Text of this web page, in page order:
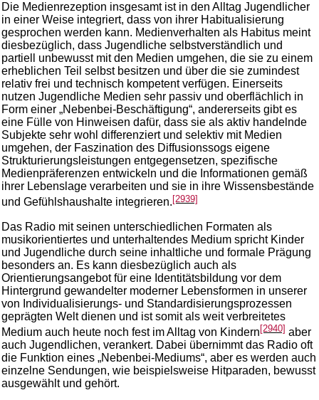
Die Medienrezeption insgesamt ist in den Alltag Jugendlicher
in einer Weise integriert, dass von ihrer Habitualisierung
gesprochen werden kann. Medienverhalten als Habitus meint
diesbezüglich, dass Jugendliche selbstverständlich und
partiell unbewusst mit den Medien umgehen, die sie zu einem
erheblichen Teil selbst besitzen und über die sie zumindest
relativ frei und technisch kompetent verfügen. Einerseits
nutzen Jugendliche Medien sehr passiv und oberflächlich in
Form einer „Nebenbei-Beschäftigung“, andererseits gibt es
eine Fülle von Hinweisen dafür, dass sie als aktiv handelnde
Subjekte sehr wohl differenziert und selektiv mit Medien
umgehen, der Faszination des Diffusionssogs eigene
Strukturierungsleistungen entgegensetzen, spezifische
Medienpräferenzen entwickeln und die Informationen gemäß
ihrer Lebenslage verarbeiten und sie in ihre Wissensbestände
und Gefühlshaushalte integrieren.[2939]
Das Radio mit seinen unterschiedlichen Formaten als
musikorientiertes und unterhaltendes Medium spricht Kinder
und Jugendliche durch seine inhaltliche und formale Prägung
besonders an. Es kann diesbezüglich auch als
Orientierungsangebot für eine Identitätsbildung vor dem
Hintergrund gewandelter moderner Lebensformen in unserer
von Individualisierungs- und Standardisierungsprozessen
geprägten Welt dienen und ist somit als weit verbreitetes
Medium auch heute noch fest im Alltag von Kindern[2940] aber
auch Jugendlichen, verankert. Dabei übernimmt das Radio oft
die Funktion eines „Nebenbei-Mediums“, aber es werden auch
einzelne Sendungen, wie beispielsweise Hitparaden, bewusst
ausgewählt und gehört.